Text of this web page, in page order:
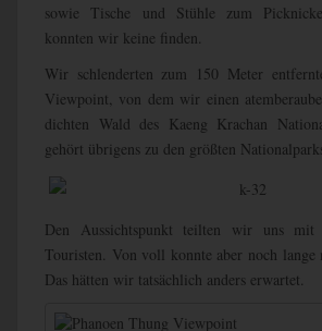
sowie Tische und Stühle zum
konnten wir keine finden.
Wir schlenderten zum 150 Meter
Viewpoint, von dem wir einen
dichten Wald des Kaeng Krachan
gehört übrigens zu den größten
Den Aussichtspunkt teilten wir uns mit
Touristen. Von voll konnte aber noch lange
Das hätten wir tatsächlich anders erwartet.